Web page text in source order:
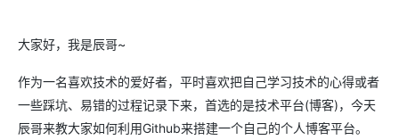
大家好，我是辰哥~
作为一名喜欢技术的爱好者，平时喜欢把自己学习技术的心得或者
一些踩坑、易错的过程记录下来，首选的是技术平台(博客)，今天
辰哥来教大家如何利用Github来搭建一个自己的个人博客平台。